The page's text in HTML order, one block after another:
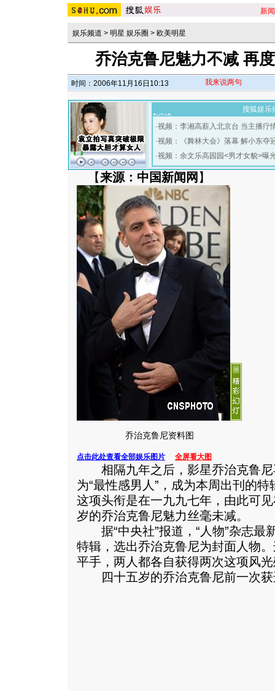
新闻
娱乐频道 > 明星 娱乐圈 > 欧美明星
乔治克鲁尼魅力不减 再
时间：2006年11月16日10:13 我来说两句
搜狐娱乐
·视频：李湘高薪入北京台 当主播疗
·视频：《舞林大会》落幕 解小东夺
·视频：余文乐高园园<男才女貌>曝
【来源：中国新闻网 】
乔治克鲁尼资料图
点击此处查看全部娱乐图片 全屏看大图
相隔九年之后，影星乔治克鲁尼
为“最性感男人”，成为本周出刊的
这项头衔是在一九九七年，由此可
岁的乔治克鲁尼魅力丝毫未减。
据“中央社”报道，“人物”杂志最
特辑，选出乔治克鲁尼为封面人物
平手，两人都各自获得两次这项风
四十五岁的乔治克鲁尼前一次获